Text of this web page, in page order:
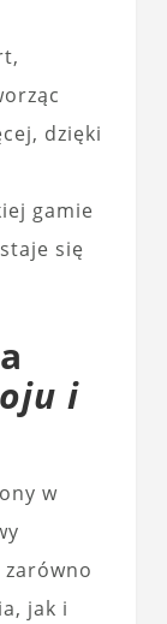
dzięki
gamie
się
i
w
jak i